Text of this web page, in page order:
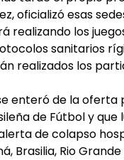
oficializó esas
realizando los
sanitarios
realizados los
enteró de la
de Fútbol y
de colapso
Brasilia, Rio